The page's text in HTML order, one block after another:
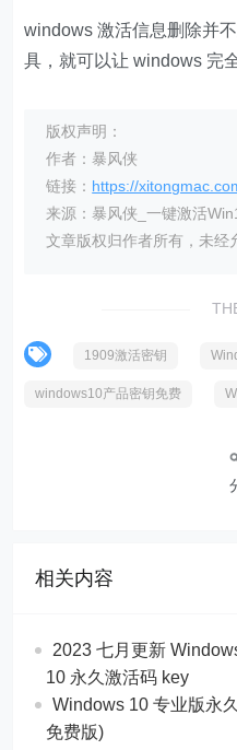
windows 激活信息删除并
具，就可以让 windows 完
版权声明：
作者：暴风侠
链接： https://
来源：暴风侠_一键激活
文章版权归作者所有，未经
1909激活密钥
windows10产品密钥免费
相关内容
2023 七月更新
10 永久激活码 key
Windows 10 专业版永
免费版)